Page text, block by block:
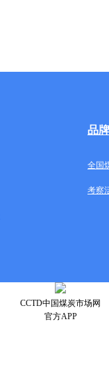
品
全国
考察
CCTD中国煤炭市场网
官方APP